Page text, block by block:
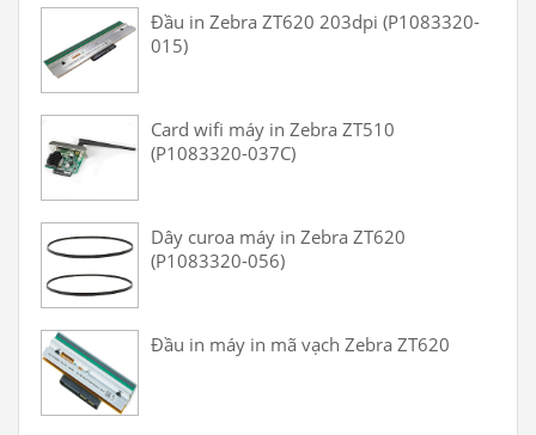
Đầu in Zebra ZT620 203dpi (P1083320-
015)
Card wifi máy in Zebra ZT510
(P1083320-037C)
Dây curoa máy in Zebra ZT620
(P1083320-056)
Đầu in máy in mã vạch Zebra ZT620